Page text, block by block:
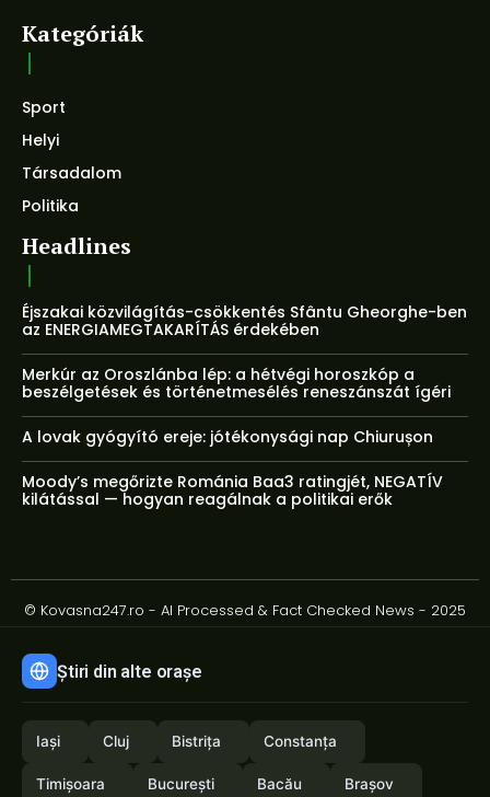
Kategóriák
Sport
Helyi
Társadalom
Politika
Headlines
Éjszakai közvilágítás-csökkentés Sfântu Gheorghe-ben
az ENERGIAMEGTAKARÍTÁS érdekében
Merkúr az Oroszlánba lép: a hétvégi horoszkóp a
beszélgetések és történetmesélés reneszánszát ígéri
A lovak gyógyító ereje: jótékonysági nap Chiurușon
Moody’s megőrizte Románia Baa3 ratingjét, NEGATÍV
kilátással — hogyan reagálnak a politikai erők
© Kovasna247.ro - AI Processed & Fact Checked News - 2025
Știri din alte orașe
Iași Cluj Bistrița Constanța
Timișoara București Bacău Brașov